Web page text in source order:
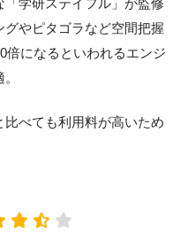
学研ステイフル」が監修
やピタゴラなど空間把握
倍になるといわれるエンジ
べても利用料が高いため